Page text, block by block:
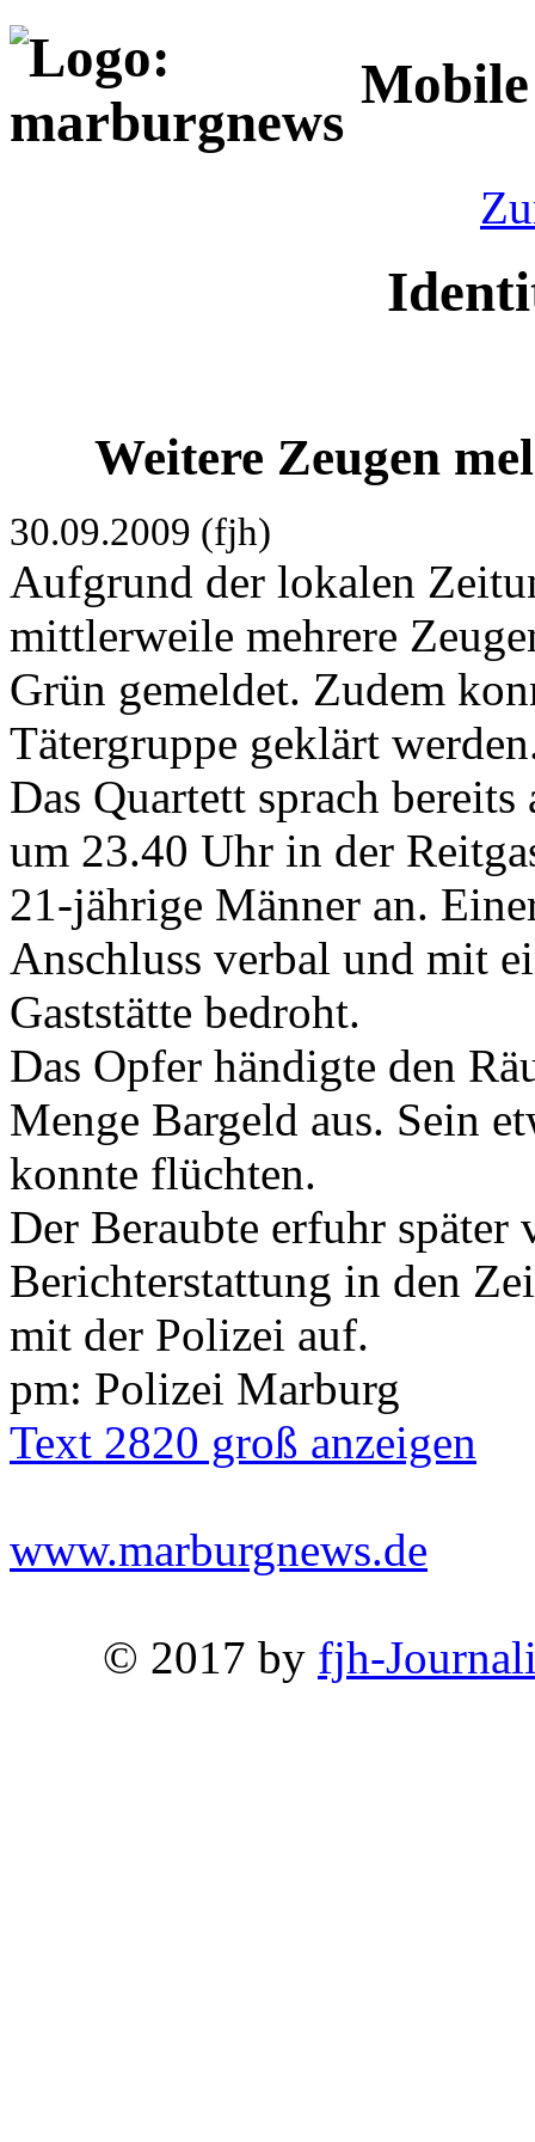
Weitere Zeugen
30.09.2009 (fjh)
Aufgrund der lokalen
mittlerweile mehrere
Grün gemeldet. Zudem
Tätergruppe geklärt
Das Quartett sprach
um 23.40 Uhr in der
21-jährige Männer an.
Anschluss verbal und mit
Gaststätte bedroht.
Das Opfer händigte den
Menge Bargeld aus. Sein
konnte flüchten.
Der Beraubte erfuhr später
Berichterstattung in den
mit der Polizei auf.
pm: Polizei Marburg
Text 2820 groß anzeigen
www.marburgnews.de
© 2017 by fjh-